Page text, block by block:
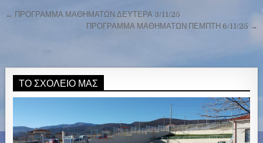
ή
γ
η
σ
← ΠΡΟΓΡΑΜΜΑ ΜΑΘΗΜΑΤΩΝ ΔΕΥΤΕΡΑ 3/11/25
ΠΡΟΓΡΑΜΜΑ ΜΑΘΗΜΑΤΩΝ ΠΕΜΠΤΗ 6/11/25 →
ΤΟ ΣΧΟΛΕΊΟ ΜΑΣ